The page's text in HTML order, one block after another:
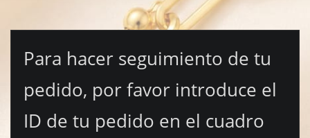
Para hacer seguimiento de tu
pedido, por favor introduce el
ID de tu pedido en el cuadro